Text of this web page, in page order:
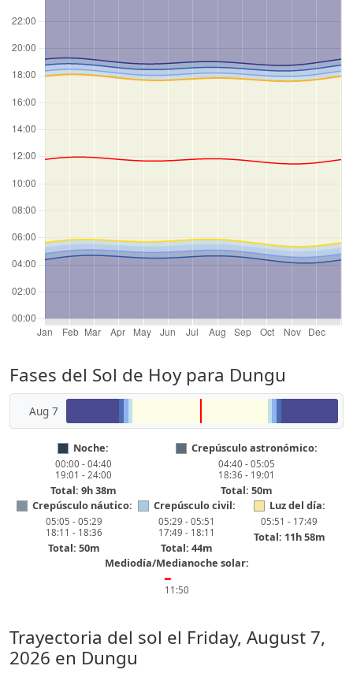
Fases del Sol de Hoy para Dungu
Aug 7
Noche:
00:00 - 04:40
19:01 - 24:00
Total: 9h 38m
Crepúsculo astronómico:
04:40 - 05:05
18:36 - 19:01
Total: 50m
Crepúsculo náutico:
05:05 - 05:29
18:11 - 18:36
Total: 50m
Crepúsculo civil:
05:29 - 05:51
17:49 - 18:11
Total: 44m
Luz del día:
05:51 - 17:49
Total: 11h 58m
Mediodía/Medianoche solar:
━
11:50
Trayectoria del sol el Friday, August 7,
2026 en Dungu